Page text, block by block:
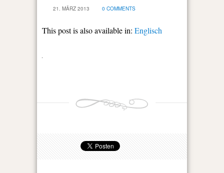
21. MÄRZ 2013 0 COMMENTS
This post is also available in: Englisch